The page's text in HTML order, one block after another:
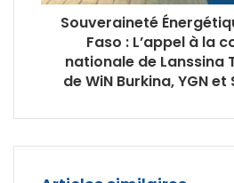
Souveraineté
Faso : L’appel à la
nationale de Lanssina
de WiN Burkina, YGN et